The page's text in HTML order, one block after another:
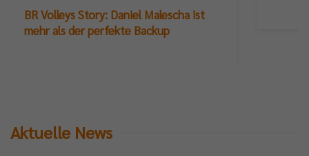
BR Volleys Story: Daniel Malescha ist
mehr als der perfekte Backup
Aktuelle News